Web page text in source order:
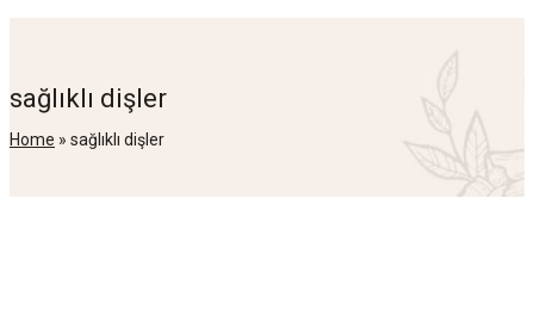
sağlıklı dişler
Home » sağlıklı dişler